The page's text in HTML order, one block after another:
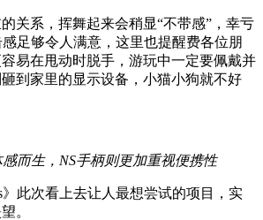
关系，挥舞起来会稍显“不带感”，幸亏
感足够令人满意，这里也提醒费各位朋
易在甩动时脱手，游玩中一定要佩戴并
到家里的显示设备，小猫小狗就不好
而生，NS手柄则更加重视便携性
》此次看上去让人最想尝试的项目，实
。